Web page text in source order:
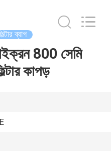
ব্যাগ
800 সেমি
কাপড়